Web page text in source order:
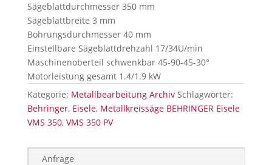
Sägeblattdurchmesser 350 mm
Sägeblattbreite 3 mm
Bohrungsdurchmesser 40 mm
Einstellbare Sägeblattdrehzahl 17/34U/min
Maschinenoberteil schwenkbar 45-90-45-30°
Motorleistung gesamt 1.4/1.9 kW
Kategorie: Metallbearbeitung Archiv Schlagwörter:
Behringer, Eisele, Metallkreissäge BEHRINGER Eisele
VMS 350, VMS 350 PV
Anfrage